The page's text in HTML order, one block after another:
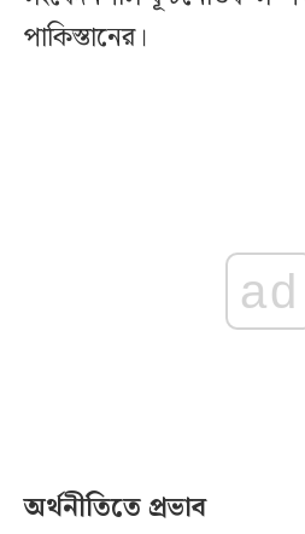
পাকিস্তানের।
ad
অর্থনীতিতে প্রভাব